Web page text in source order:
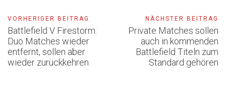
VORHERIGER BEITRAG
Battlefield V Firestorm:
Duo Matches wieder
entfernt, sollen aber
wieder zurückkehren
NÄCHSTER BEITRAG
Private Matches sollen
auch in kommenden
Battlefield Titeln zum
Standard gehören